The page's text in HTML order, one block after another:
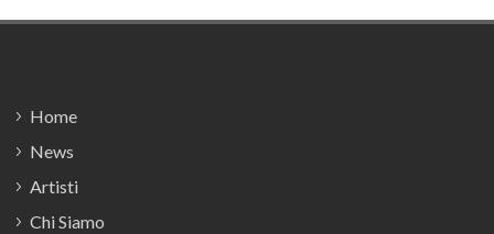
Home
News
Artisti
Chi Siamo